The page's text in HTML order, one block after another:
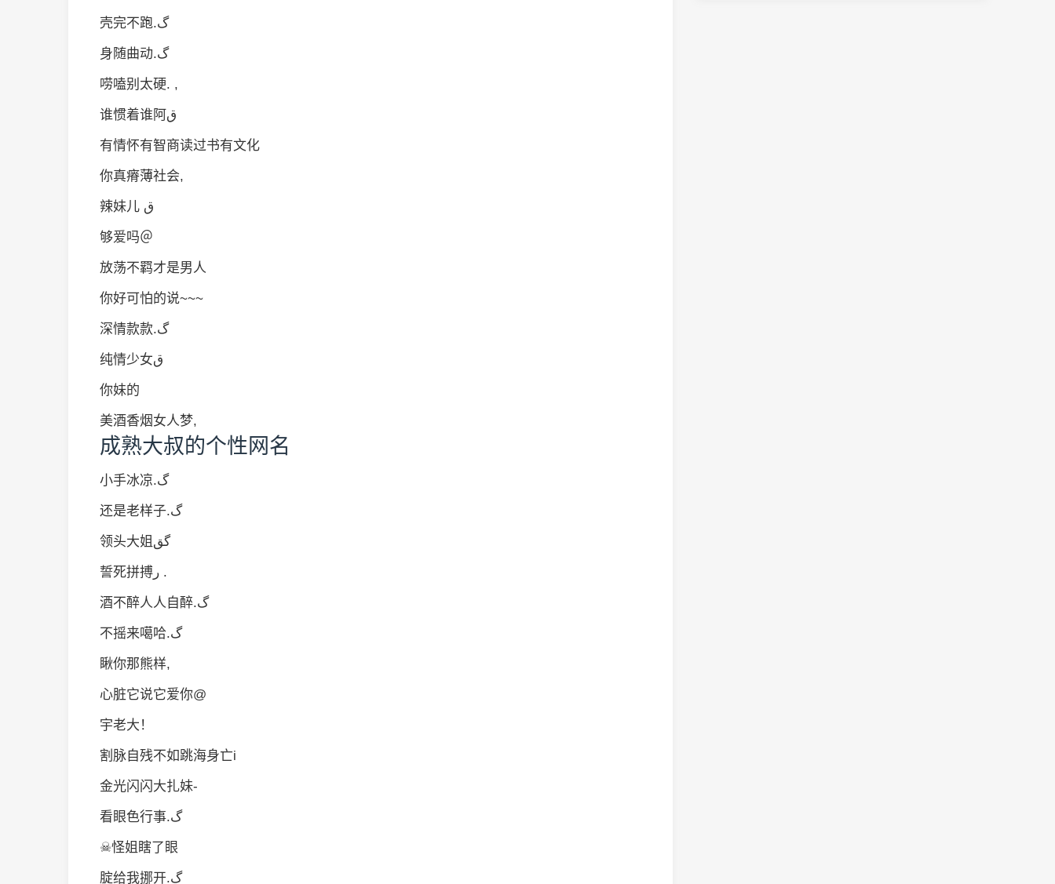
壳完不跑.گ
身随曲动.گ
唠嗑别太硬. ,
谁惯着谁阿ق
有情怀有智商读过书有文化
你真瘠薄社会,
辣妹儿 ق
够爱吗＠
放荡不羁才是男人
你好可怕的说~~~
深情款款.گ
纯情少女ق
你妹的
美酒香烟女人梦,
成熟大叔的个性网名
小手冰凉.گ
还是老样子.گ
领头大姐گق
誓死拼搏ر .
酒不醉人人自醉.گ
不摇来噶哈.گ
瞅你那熊样,
心脏它说它爱你@
宇老大！
割脉自残不如跳海身亡i
金光闪闪大扎妹-
看眼色行事.گ
☠怪姐瞎了眼
腚给我挪开.گ